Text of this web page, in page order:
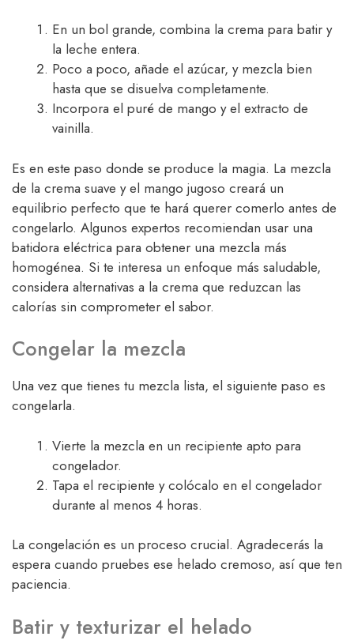
En un bol grande, combina la crema para batir y
la leche entera.
Poco a poco, añade el azúcar, y mezcla bien
hasta que se disuelva completamente.
Incorpora el puré de mango y el extracto de
vainilla.
Es en este paso donde se produce la magia. La mezcla
de la crema suave y el mango jugoso creará un
equilibrio perfecto que te hará querer comerlo antes de
congelarlo. Algunos expertos recomiendan usar una
batidora eléctrica para obtener una mezcla más
homogénea. Si te interesa un enfoque más saludable,
considera alternativas a la crema que reduzcan las
calorías sin comprometer el sabor.
Congelar la mezcla
Una vez que tienes tu mezcla lista, el siguiente paso es
congelarla.
Vierte la mezcla en un recipiente apto para
congelador.
Tapa el recipiente y colócalo en el congelador
durante al menos 4 horas.
La congelación es un proceso crucial. Agradecerás la
espera cuando pruebes ese helado cremoso, así que ten
paciencia.
Batir y texturizar el helado